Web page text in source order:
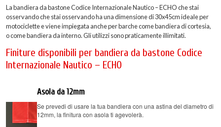
La bandiera da bastone Codice Internazionale Nautico – ECHO che stai
osservando che stai osservando ha una dimensione di 30x45cm ideale per
motociclette e viene impiegata anche per barche come bandiera di cortesia,
o come bandiera da interno. Gli utilizzi sono praticamente illimitati.
Finiture disponibili per bandiera da bastone Codice
Internazionale Nautico – ECHO
Asola da 12mm
Se prevedi di usare la tua bandiera con una astina del diametro di
12mm, la finitura con asola ti agevolerà.